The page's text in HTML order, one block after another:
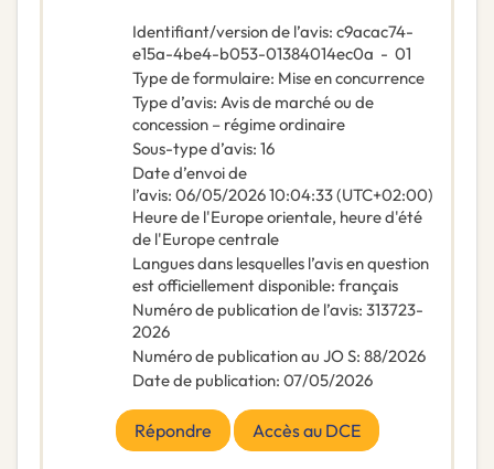
Identifiant/version de l’avis: c9acac74-
e15a-4be4-b053-01384014ec0a - 01
Type de formulaire: Mise en concurrence
Type d’avis: Avis de marché ou de
concession – régime ordinaire
Sous-type d’avis: 16
Date d’envoi de
l’avis: 06/05/202610:04:33 (UTC+02:00)
Heure de l'Europe orientale, heure d'été
de l'Europe centrale
Langues dans lesquelles l’avis en question
est officiellement disponible: français
Numéro de publication de l’avis: 313723-
2026
Numéro de publication au JO S: 88/2026
Date de publication: 07/05/2026
Répondre Accès au DCE